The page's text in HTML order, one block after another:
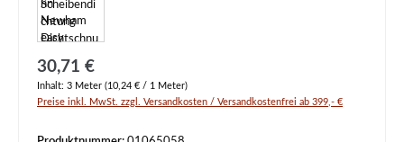
Regulärer Preis:
30,71 €
Inhalt: 3 Meter (10,24 € / 1 Meter)
Preise inkl. MwSt. zzgl. Versandkosten / Versandkostenfrei ab 399,- €